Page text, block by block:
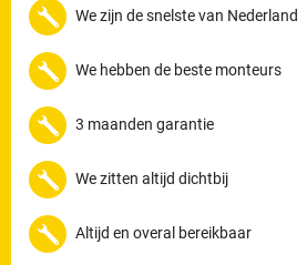
We zijn de snelste van Nederland
We hebben de beste monteurs
3 maanden garantie
We zitten altijd dichtbij
Altijd en overal bereikbaar